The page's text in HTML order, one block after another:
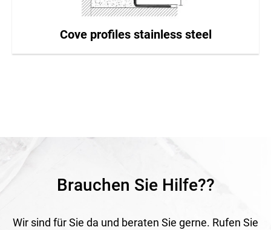
Cove profiles stainless steel
Brauchen Sie Hilfe??
Wir sind für Sie da und beraten Sie gerne. Rufen Sie